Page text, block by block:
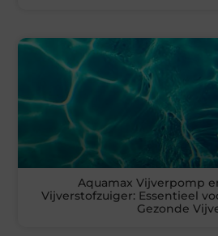
Aquamax Vijverpomp
Vijverstofzuiger: Essentieel
Gezonde